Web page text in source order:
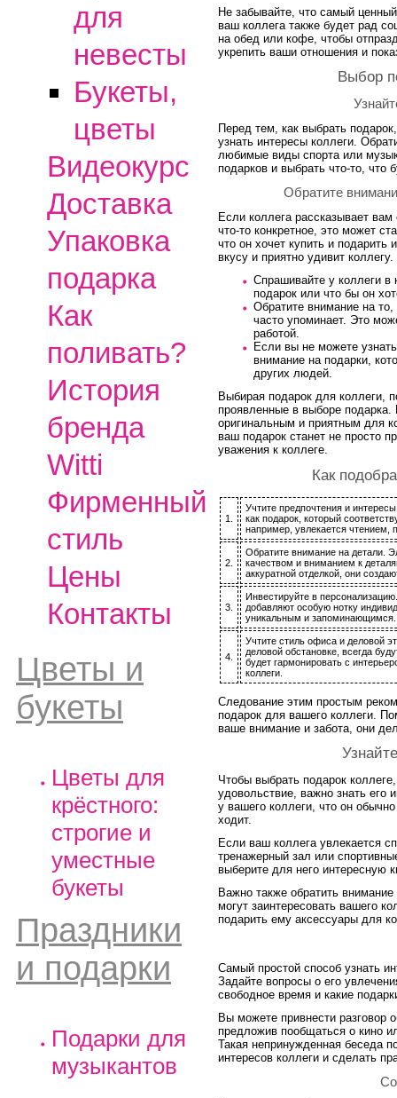
для
невесты
Букеты,
цветы
Видеокурс
Доставка
Упаковка
подарка
Как
поливать?
История
бренда
Witti
Фирменный
стиль
Цены
Контакты
Цветы и
букеты
Цветы для
крёстного:
строгие и
уместные
букеты
Праздники
и подарки
Подарки для
музыкантов
Не забывайте, что самый
ваш коллега также будет рад
на обед или кофе, чтобы
укрепить ваши отношения и
Выбор
Перед тем, как выбрать
узнать интересы коллеги.
любимые виды спорта или
подарков и выбрать что-то, что
Обратите
Если коллега рассказывает
что-то конкретное, это может
что он хочет купить и подарить
вкусу и приятно удивит коллегу.
Спрашивайте у коллеги в
подарок или что бы он
Обратите внимание на то,
часто упоминает. Это
работой.
Если вы не можете
внимание на подарки,
других людей.
Выбирая подарок для коллеги,
проявленные в выборе
оригинальным и приятным для
ваш подарок станет не просто
уважения к коллеге.
Как
1.
Учтите предпочтения и
как подарок, который
например, увлекается чтением,
2.
Обратите внимание на детали.
качеством и вниманием к
аккуратной отделкой, они
3.
Инвестируйте в
добавляют особую нотку
уникальным и запоминающимся.
4.
Учтите стиль офиса и деловой
деловой обстановке, всегда
будет гармонировать с
коллеги.
Следование этим простым
подарок для вашего коллеги.
ваше внимание и забота, они
Чтобы выбрать подарок
удовольствие, важно знать его
у вашего коллеги, что он
ходит.
Если ваш коллега увлекается
тренажерный зал или
выберите для него интересную
Важно также обратить
могут заинтересовать вашего
подарить ему аксессуары для
Самый простой способ узнать
Задайте вопросы о его
свободное время и какие
Вы можете привнести разговор
предложив пообщаться о кино
Такая непринужденная беседа
интересов коллеги и сделать